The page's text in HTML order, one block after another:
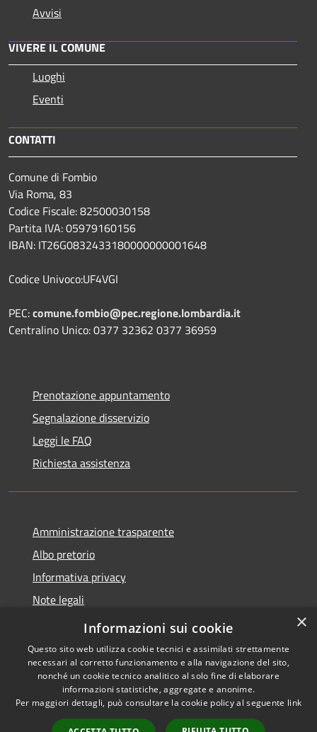
Avvisi
VIVERE IL COMUNE
Luoghi
Eventi
CONTATTI
Comune di Fombio
Via Roma, 83
Codice Fiscale: 82500030158
Partita IVA: 05979160156
IBAN: IT26G0832433180000000001648
Codice Univoco:UF4VGI
PEC:comune.fombio@pec.regione.lombardia.it
Centralino Unico: 0377 32362 0377 36959
Prenotazione appuntamento
Segnalazione disservizio
Leggi le FAQ
Richiesta assistenza
Amministrazione trasparente
Albo pretorio
Informativa privacy
Note legali
Dichiarazione di accessibilità
Accessibilità
Copyright © 2026 • Comune di
Fombio • Powered by
Municipium• Accesso
×
Informazioni sui cookie
Questo sito web utilizza cookie tecnici e assimilati strettamente
necessari al corretto funzionamento e alla navigazione del sito,
nonché un cookie tecnico analitico al solo fine di elaborare
informazioni statistiche, aggregate e anonime.
Per maggiori dettagli, può consultare la cookie policy al seguente link